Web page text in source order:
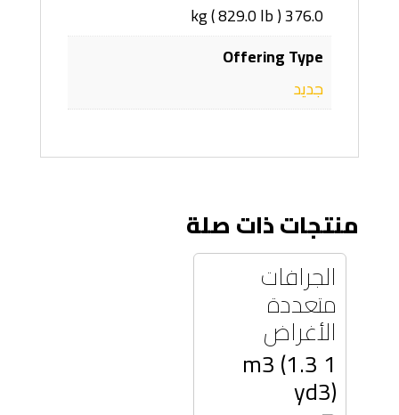
376.0 kg ( 829.0 lb )
Offering Type
جديد
منتجات ذات صلة
الجرافات
متعددة
الأغراض
1 m3 (1.3
yd3)